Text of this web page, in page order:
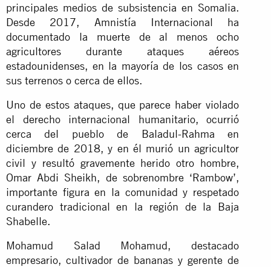
principales medios de subsistencia en Somalia.
Desde 2017, Amnistía Internacional ha
documentado la muerte de al menos ocho
agricultores durante ataques aéreos
estadounidenses, en la mayoría de los casos en
sus terrenos o cerca de ellos.
Uno de estos ataques, que parece haber violado
el derecho internacional humanitario, ocurrió
cerca del pueblo de Baladul-Rahma en
diciembre de 2018, y en él murió un agricultor
civil y resultó gravemente herido otro hombre,
Omar Abdi Sheikh, de sobrenombre ‘Rambow’,
importante figura en la comunidad y respetado
curandero tradicional en la región de la Baja
Shabelle.
Mohamud Salad Mohamud, destacado
empresario, cultivador de bananas y gerente de